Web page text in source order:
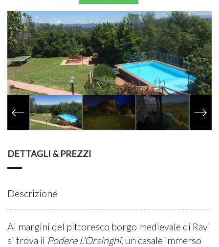
DETTAGLI & PREZZI
Descrizione
Ai margini del pittoresco borgo medievale di Ravi
si trova il Podere L'Orsinghi, un casale immerso